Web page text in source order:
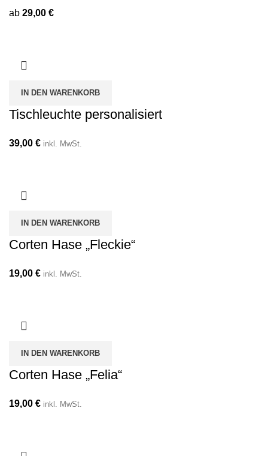
ab 29,00 €
IN DEN WARENKORB
Tischleuchte personalisiert
39,00 € inkl. MwSt.
IN DEN WARENKORB
Corten Hase „Fleckie“
19,00 € inkl. MwSt.
IN DEN WARENKORB
Corten Hase „Felia“
19,00 € inkl. MwSt.